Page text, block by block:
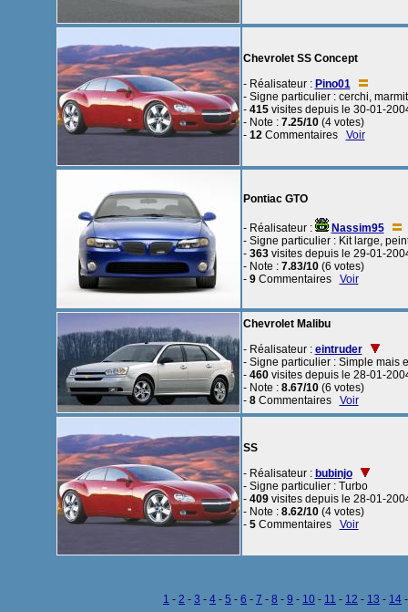
Chevrolet SS Concept
- Réalisateur : Pino01
- Signe particulier : cerchi,
- 415visites depuis le 30-01-
- Note : 7.25/10(4 votes)
- 12Commentaires Voir
Pontiac GTO
- Réalisateur :
Nassim95
- Signe particulier : Kit large,
- 363visites depuis le 29-01-
- Note : 7.83/10(6 votes)
- 9Commentaires Voir
Chevrolet Malibu
- Réalisateur : eintruder
- Signe particulier : Simple mais
- 460visites depuis le 28-01-
- Note : 8.67/10(6 votes)
- 8Commentaires Voir
SS
- Réalisateur : bubinjo
- Signe particulier : Turbo
- 409visites depuis le 28-01-
- Note : 8.62/10(4 votes)
- 5Commentaires Voir
1 - 2 - 3 - 4 - 5 - 6 - 7 - 8 - 9 - 10 - 11 - 12 - 13 - 14